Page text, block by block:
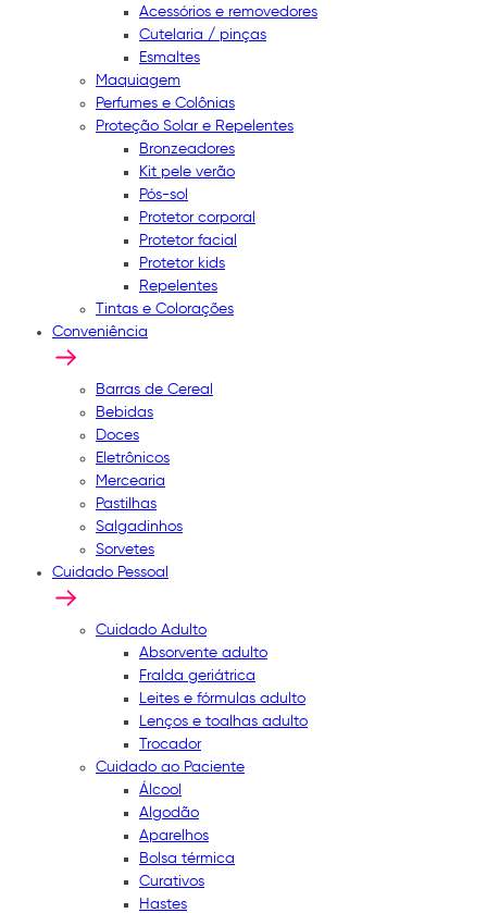
Acessórios e removedores
Cutelaria / pinças
Esmaltes
Maquiagem
Perfumes e Colônias
Proteção Solar e Repelentes
Bronzeadores
Kit pele verão
Pós-sol
Protetor corporal
Protetor facial
Protetor kids
Repelentes
Tintas e Colorações
Conveniência
Barras de Cereal
Bebidas
Doces
Eletrônicos
Mercearia
Pastilhas
Salgadinhos
Sorvetes
Cuidado Pessoal
Cuidado Adulto
Absorvente adulto
Fralda geriátrica
Leites e fórmulas adulto
Lenços e toalhas adulto
Trocador
Cuidado ao Paciente
Álcool
Algodão
Aparelhos
Bolsa térmica
Curativos
Hastes